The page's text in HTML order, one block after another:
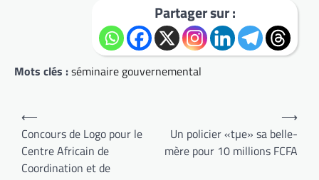
Partager sur :
Mots clés :séminaire gouvernemental
Navigation
de
l’article
⟵
Concours de Logo pour le
Centre Africain de
Coordination et de
Un policier «tµe» sa belle-
mère pour 10 millions FCFA
⟶